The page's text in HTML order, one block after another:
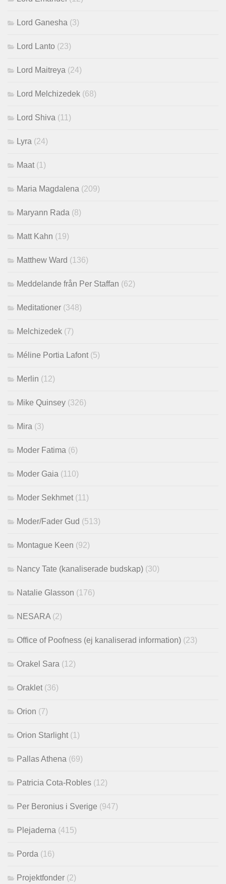
Lord Ganesha (3)
Lord Lanto (23)
Lord Maitreya (24)
Lord Melchizedek (68)
Lord Shiva (11)
Lyra (24)
Maat (1)
Maria Magdalena (209)
Maryann Rada (8)
Matt Kahn (19)
Matthew Ward (136)
Meddelande från Per Staffan (62)
Meditationer (348)
Melchizedek (7)
Méline Portia Lafont (5)
Merlin (12)
Mike Quinsey (326)
Mira (3)
Moder Fatima (6)
Moder Gaia (110)
Moder Sekhmet (11)
Moder/Fader Gud (513)
Montague Keen (92)
Nancy Tate (kanaliserade budskap) (30)
Natalie Glasson (176)
NESARA (2)
Office of Poofness (ej kanaliserad information) (23)
Orakel Sara (12)
Oraklet (36)
Orion (7)
Orion Starlight (1)
Pallas Athena (69)
Patricia Cota-Robles (12)
Per Beronius i Sverige (947)
Plejaderna (415)
Porda (16)
Projektfonder (2)